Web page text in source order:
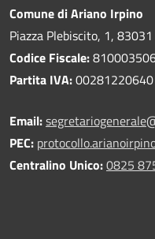
Comune di Ariano Irpino
Piazza Plebiscito, 1,
Codice Fiscale:
Partita IVA:00281220640
Email:
PEC:
Centralino Unico:0825